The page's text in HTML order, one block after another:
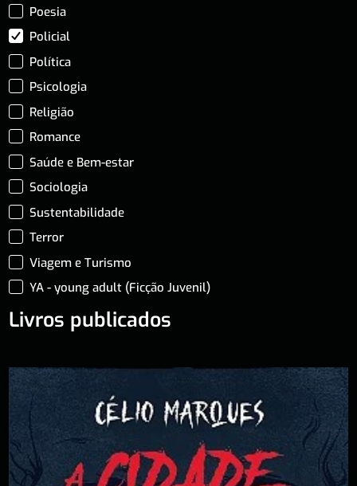
Poesia
Policial
Política
Psicologia
Religião
Romance
Saúde e Bem-estar
Sociologia
Sustentabilidade
Terror
Viagem e Turismo
YA - young adult (Ficção Juvenil)
Livros publicados